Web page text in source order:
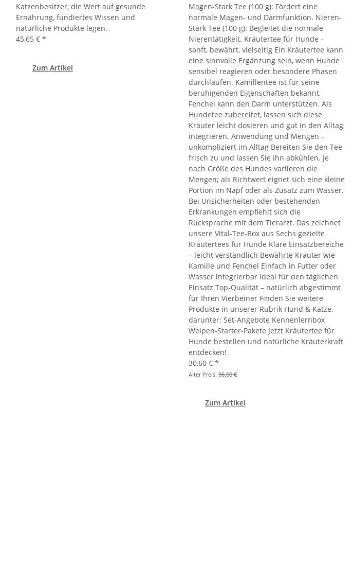
Katzenbesitzer, die Wert auf gesunde
Ernährung, fundiertes Wissen und
natürliche Produkte legen.
45,65 € *
Zum Artikel
Magen-Stark Tee (100 g): Fördert eine
normale Magen- und Darmfunktion. Nieren-
Stark Tee (100 g): Begleitet die normale
Nierentätigkeit. Kräutertee für Hunde –
sanft, bewährt, vielseitig Ein Kräutertee kann
eine sinnvolle Ergänzung sein, wenn Hunde
sensibel reagieren oder besondere Phasen
durchlaufen. Kamillentee ist für seine
beruhigenden Eigenschaften bekannt,
Fenchel kann den Darm unterstützen. Als
Hundetee zubereitet, lassen sich diese
Kräuter leicht dosieren und gut in den Alltag
integrieren. Anwendung und Mengen –
unkompliziert im Alltag Bereiten Sie den Tee
frisch zu und lassen Sie ihn abkühlen. Je
nach Größe des Hundes variieren die
Mengen; als Richtwert eignet sich eine kleine
Portion im Napf oder als Zusatz zum Wasser.
Bei Unsicherheiten oder bestehenden
Erkrankungen empfiehlt sich die
Rücksprache mit dem Tierarzt. Das zeichnet
unsere Vital-Tee-Box aus Sechs gezielte
Kräutertees für Hunde Klare Einsatzbereiche
– leicht verständlich Bewährte Kräuter wie
Kamille und Fenchel Einfach in Futter oder
Wasser integrierbar Ideal für den täglichen
Einsatz Top-Qualität – natürlich abgestimmt
für Ihren Vierbeiner Finden Sie weitere
Produkte in unserer Rubrik Hund & Katze,
darunter: Set-Angebote Kennenlernbox
Welpen-Starter-Pakete Jetzt Kräutertee für
Hunde bestellen und natürliche Kräuterkraft
entdecken!
30,60 € *
Alter Preis: 36,00 €
Zum Artikel